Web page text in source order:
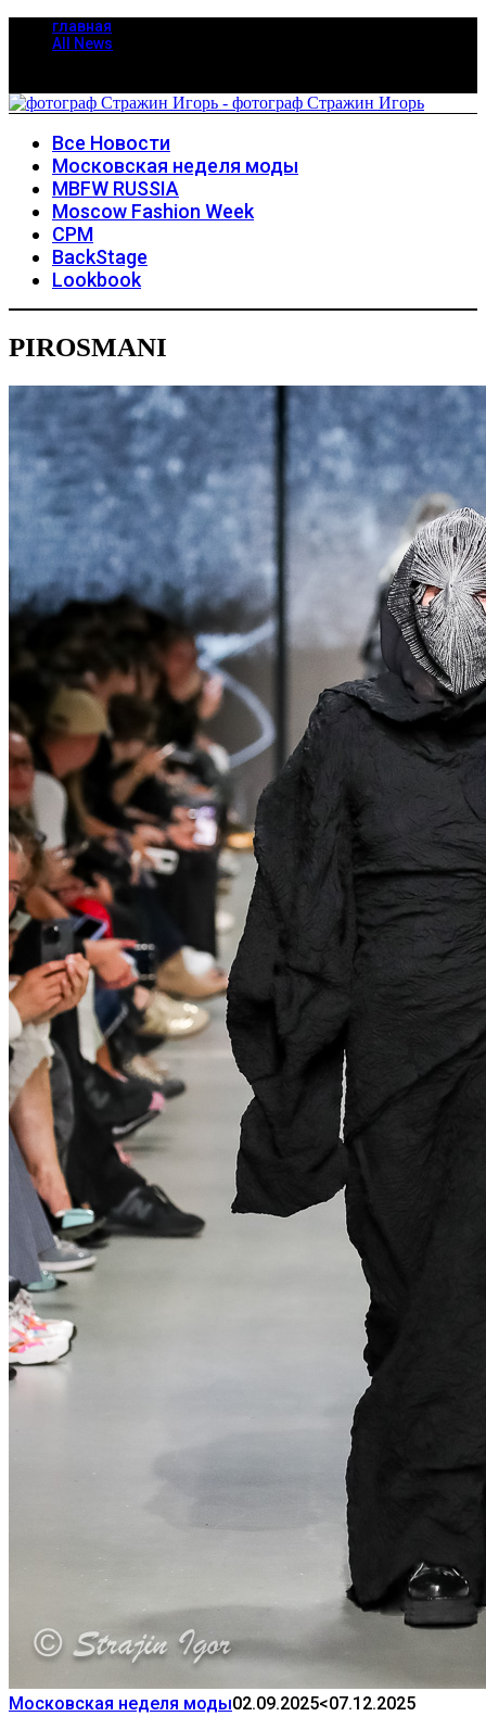
главная
All News
Все Новости
Московская неделя моды
MBFW RUSSIA
Moscow Fashion Week
CPM
BackStage
Lookbook
PIROSMANI
Московская неделя моды02.09.2025<07.12.2025